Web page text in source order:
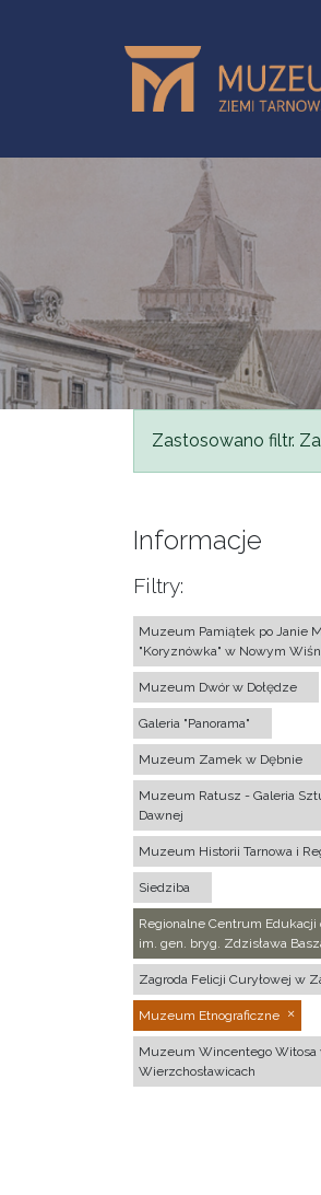
Komunikat
Zastosowano filtr.
Informacje
Filtry:
Muzeum Pamiątek po Janie
"Koryznówka" w Nowym
Muzeum Dwór w Dołędze
Galeria "Panorama"
Muzeum Zamek w Dębnie
Muzeum Ratusz - Galeria
Dawnej
Muzeum Historii Tarnowa i
Siedziba
Regionalne Centrum Edukacji
im. gen. bryg. Zdzisława
Zagroda Felicji Curyłowej w
Muzeum Etnograficzne
Muzeum Wincentego Witosa
Wierzchosławicach